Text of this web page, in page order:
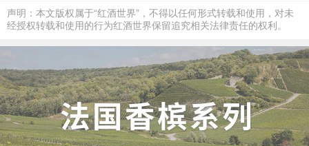
声明：本文版权属于“红酒世界”，不得以任何形式转载和使用，对未
经授权转载和使用的行为红酒世界保留追究相关法律责任的权利。